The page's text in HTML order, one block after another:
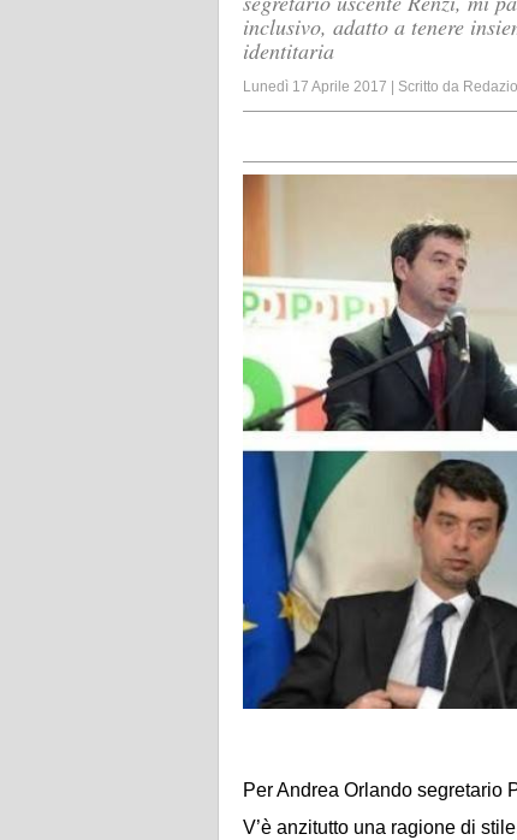
inclusivo, adatto a tenere
identitaria
Lunedì 17 Aprile 2017 | Scritto da
Per Andrea Orlando segretario
V’è anzitutto una ragione di